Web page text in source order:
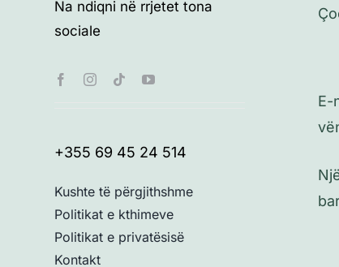
Na ndiqni në rrjetet tona
sociale
+355 69 45 24 514
Kushte të përgjithshme
Politikat e kthimeve
Politikat e privatësisë
Kontakt
E-